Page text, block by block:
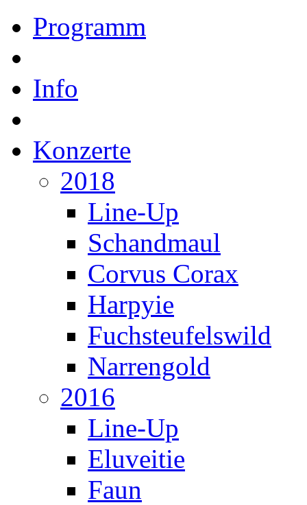
Programm
Info
Konzerte
2018
Line-Up
Schandmaul
Corvus Corax
Harpyie
Fuchsteufelswild
Narrengold
2016
Line-Up
Eluveitie
Faun